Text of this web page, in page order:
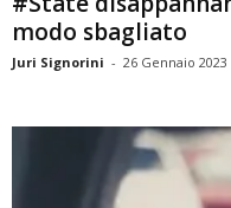
modo sbagliato
Juri Signorini - 26 Gennaio 2023